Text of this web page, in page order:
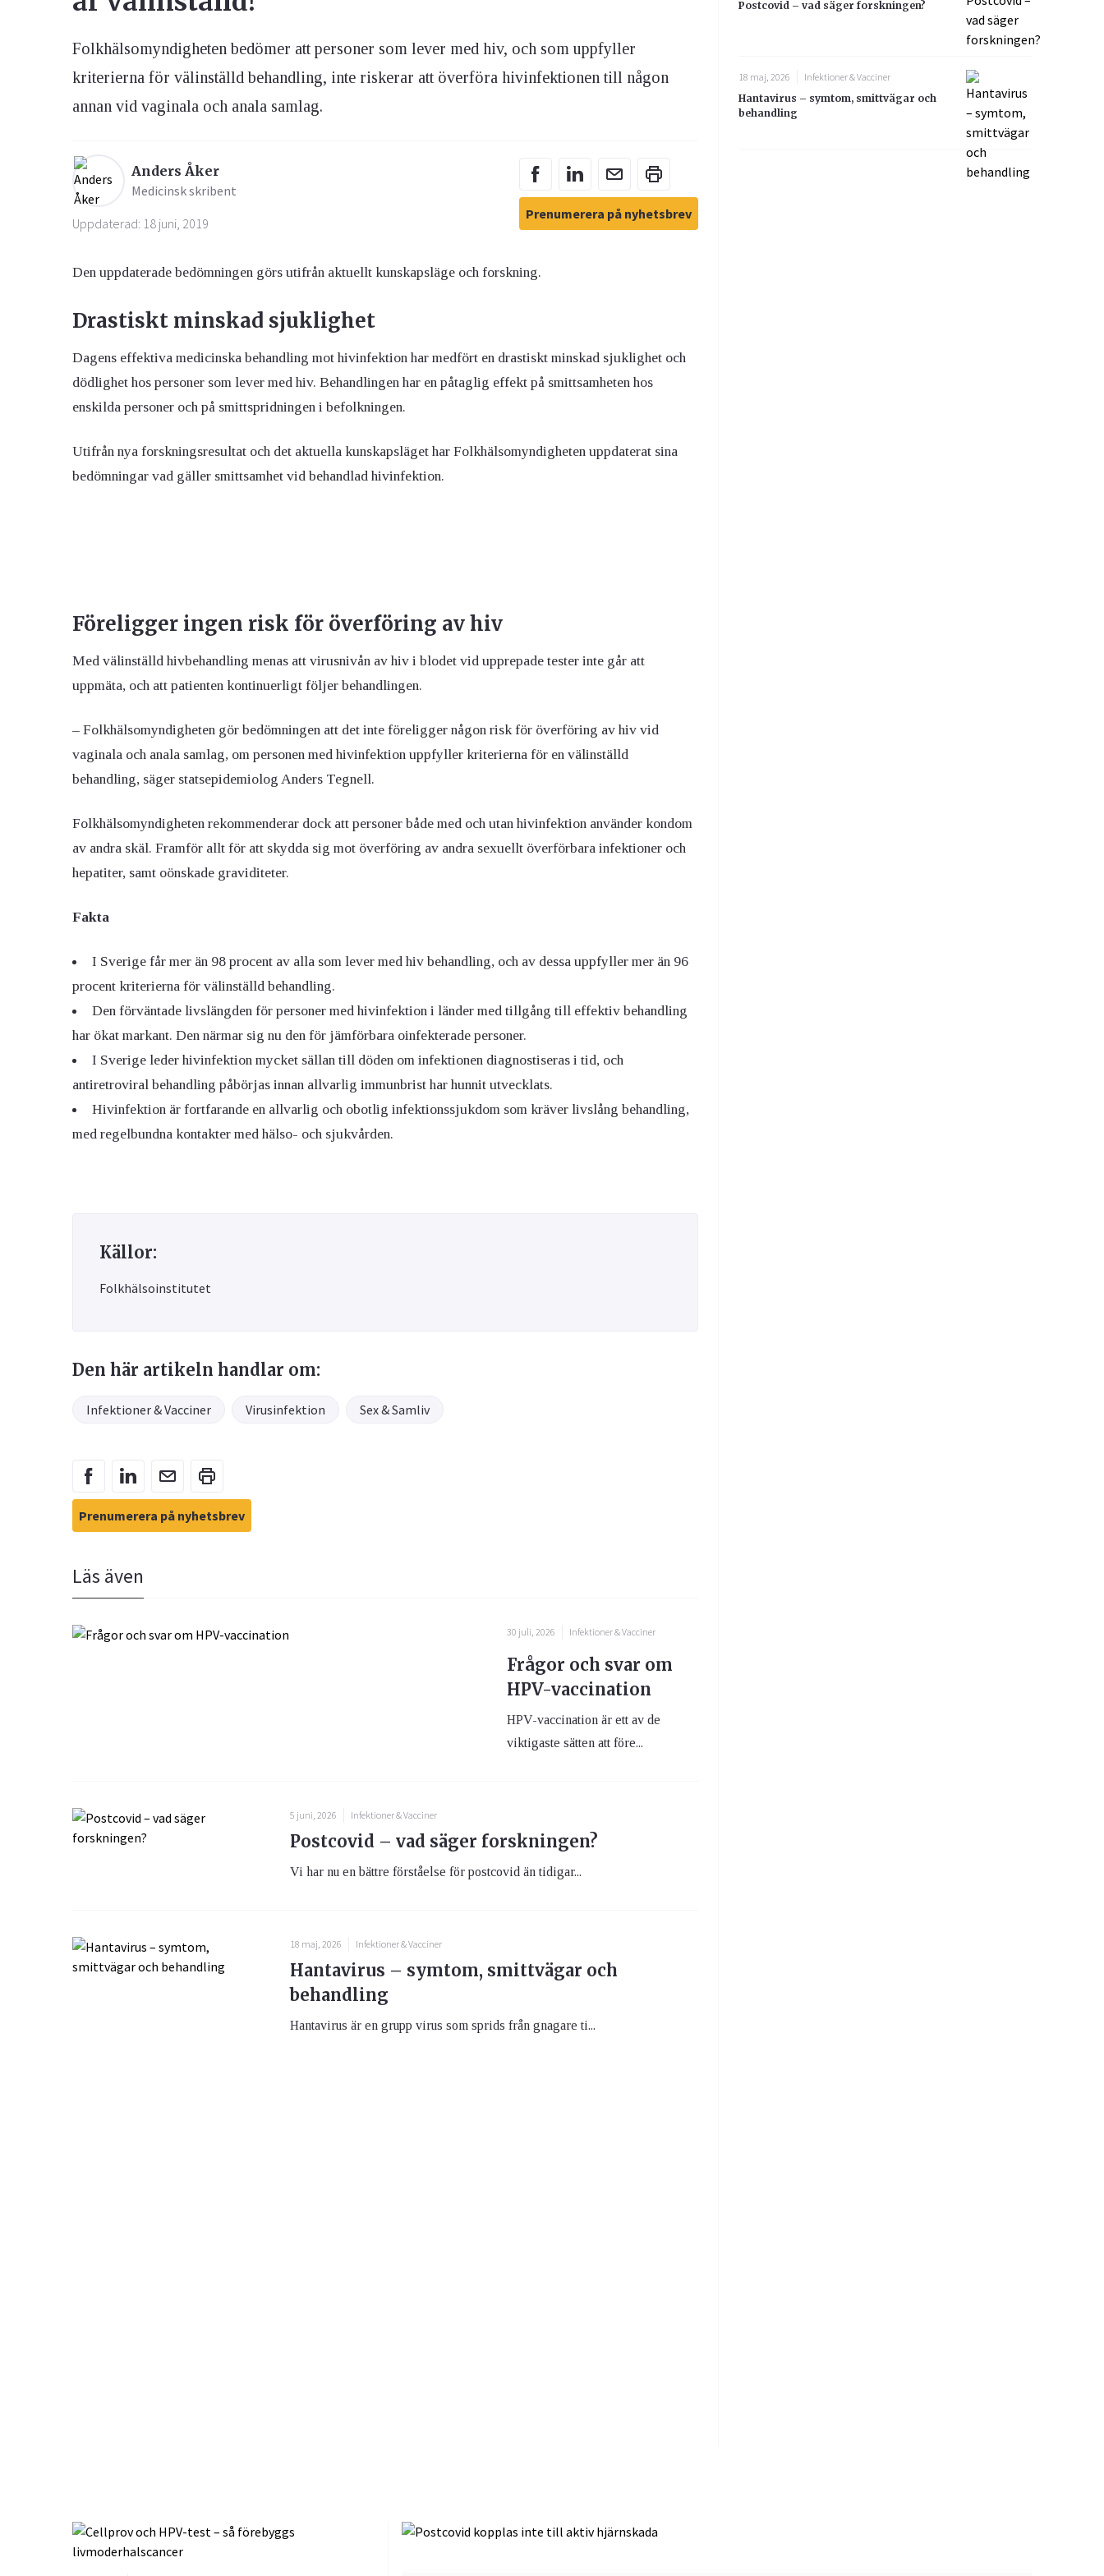
Ögon & Öron
Övervikt
Folkhälsomyndigheten bedömer att personer som lever med hiv, och som uppfyller
kriterierna för välinställd behandling, inte riskerar att överföra hivinfektionen till någon
annan vid vaginala och anala samlag.
Anders Åker
Medicinsk skribent
Uppdaterad: 18 juni, 2019
Prenumerera på nyhetsbrev
Den uppdaterade bedömningen görs utifrån aktuellt kunskapsläge och forskning.
Drastiskt minskad sjuklighet
Dagens effektiva medicinska behandling mot hivinfektion har medfört en drastiskt minskad sjuklighet och
dödlighet hos personer som lever med hiv. Behandlingen har en påtaglig effekt på smittsamheten hos
enskilda personer och på smittspridningen i befolkningen.
Utifrån nya forskningsresultat och det aktuella kunskapsläget har Folkhälsomyndigheten uppdaterat sina
bedömningar vad gäller smittsamhet vid behandlad hivinfektion.
Föreligger ingen risk för överföring av hiv
Med välinställd hivbehandling menas att virusnivån av hiv i blodet vid upprepade tester inte går att
uppmäta, och att patienten kontinuerligt följer behandlingen.
– Folkhälsomyndigheten gör bedömningen att det inte föreligger någon risk för överföring av hiv vid
vaginala och anala samlag, om personen med hivinfektion uppfyller kriterierna för en välinställd
behandling, säger statsepidemiolog Anders Tegnell.
Folkhälsomyndigheten rekommenderar dock att personer både med och utan hivinfektion använder kondom
av andra skäl. Framför allt för att skydda sig mot överföring av andra sexuellt överförbara infektioner och
hepatiter, samt oönskade graviditeter.
Fakta
I Sverige får mer än 98 procent av alla som lever med hiv behandling, och av dessa uppfyller mer än 96
procent kriterierna för välinställd behandling.
Den förväntade livslängden för personer med hivinfektion i länder med tillgång till effektiv behandling
har ökat markant. Den närmar sig nu den för jämförbara oinfekterade personer.
I Sverige leder hivinfektion mycket sällan till döden om infektionen diagnostiseras i tid, och
antiretroviral behandling påbörjas innan allvarlig immunbrist har hunnit utvecklats.
Hivinfektion är fortfarande en allvarlig och obotlig infektionssjukdom som kräver livslång behandling,
med regelbundna kontakter med hälso- och sjukvården.
Källor:
Folkhälsoinstitutet
Den här artikeln handlar om:
Infektioner & Vacciner Virusinfektion Sex & Samliv
Prenumerera på nyhetsbrev
Läs även
30 juli, 2026 Infektioner & Vacciner
Frågor och svar om
HPV-vaccination
HPV-vaccination är ett av de
viktigaste sätten att före...
5 juni, 2026 Infektioner & Vacciner
Postcovid – vad säger forskningen?
Vi har nu en bättre förståelse för postcovid än tidigar...
18 maj, 2026 Infektioner & Vacciner
Hantavirus – symtom, smittvägar och
behandling
Hantavirus är en grupp virus som sprids från gnagare ti...
Postcovid – vad säger forskningen?
18 maj, 2026
Infektioner & Vacciner
Hantavirus – symtom, smittvägar och
behandling